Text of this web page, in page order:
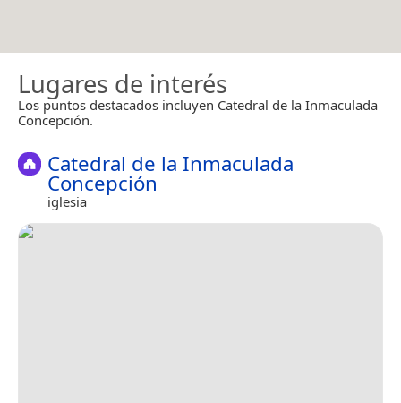
Lugares de interés
Los puntos destacados incluyen Catedral de la Inmaculada
Concepción.
Catedral de la Inmaculada
Concepción
iglesia